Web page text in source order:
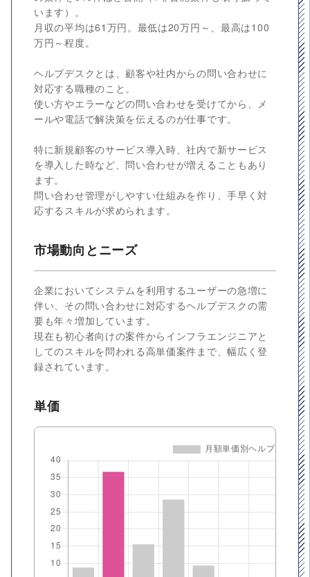
います）。
月収の平均は61万円。最低は20万円～、最高は100
万円～程度。
ヘルプデスクとは、顧客や社内からの問い合わせに
対応する職種のこと。
使い方やエラーなどの問い合わせを受けてから、メ
ールや電話で解決策を伝えるのが仕事です。
特に新規顧客のサービス導入時、社内で新サービス
を導入した時など、問い合わせが増えることもあり
ます。
問い合わせ管理がしやすい仕組みを作り、手早く対
応するスキルが求められます。
市場動向とニーズ
企業においてシステムを利用するユーザーの急増に
伴い、その問い合わせに対応するヘルプデスクの需
要も年々増加しています。
現在も初心者向けの案件からインフラエンジニアと
してのスキルを問われる高単価案件まで、幅広く登
録されています。
単価